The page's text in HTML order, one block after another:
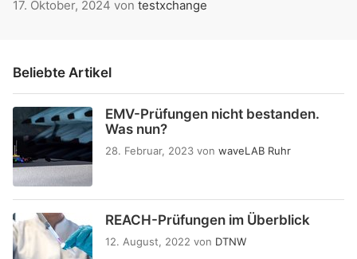
17. Oktober, 2024 von testxchange
Beliebte Artikel
EMV-Prüfungen nicht bestanden.
Was nun?
28. Februar, 2023 von waveLAB Ruhr
REACH-Prüfungen im Überblick
12. August, 2022 von DTNW